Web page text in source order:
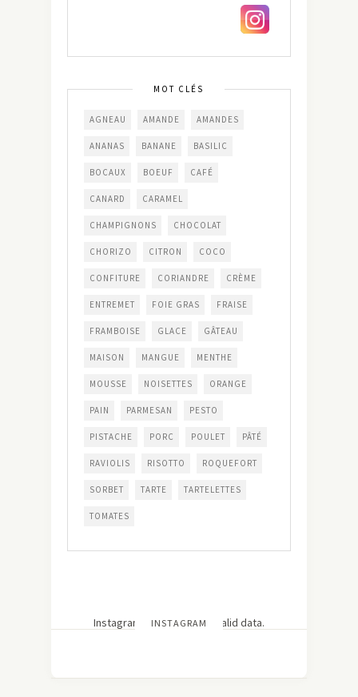
MOT CLÉS
AGNEAU AMANDE AMANDES
ANANAS BANANE BASILIC
BOCAUX BOEUF CAFÉ
CANARD CARAMEL
CHAMPIGNONS CHOCOLAT
CHORIZO CITRON COCO
CONFITURE CORIANDRE CRÈME
ENTREMET FOIE GRAS FRAISE
FRAMBOISE GLACE GÂTEAU
MAISON MANGUE MENTHE
MOUSSE NOISETTES ORANGE
PAIN PARMESAN PESTO
PISTACHE PORC POULET PÂTÉ
RAVIOLIS RISOTTO ROQUEFORT
SORBET TARTE TARTELETTES
TOMATES
INSTAGRAM
Instagram has returned invalid data.